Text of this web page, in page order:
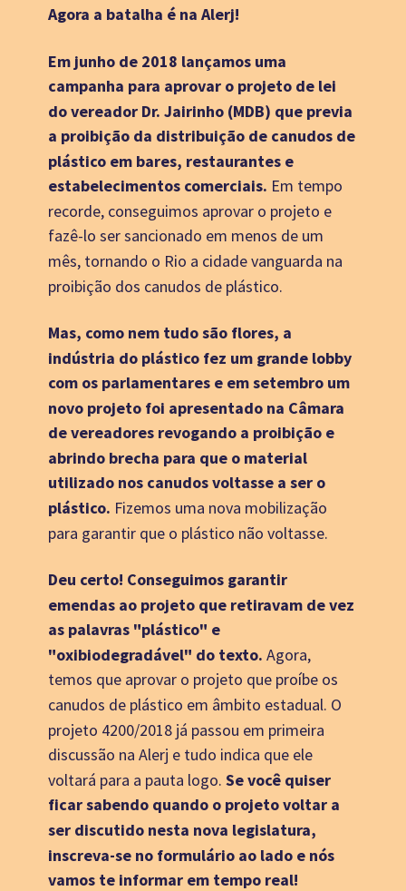
Agora a batalha é na Alerj!
Em junho de 2018 lançamos uma
campanha para aprovar o projeto de lei
do vereador Dr. Jairinho (MDB) que previa
a proibição da distribuição de canudos de
plástico em bares, restaurantes e
estabelecimentos comerciais. Em tempo
recorde, conseguimos aprovar o projeto e
fazê-lo ser sancionado em menos de um
mês, tornando o Rio a cidade vanguarda na
proibição dos canudos de plástico.
Mas, como nem tudo são flores, a
indústria do plástico fez um grande lobby
com os parlamentares e em setembro um
novo projeto foi apresentado na Câmara
de vereadores revogando a proibição e
abrindo brecha para que o material
utilizado nos canudos voltasse a ser o
plástico. Fizemos uma nova mobilização
para garantir que o plástico não voltasse.
Deu certo! Conseguimos garantir
emendas ao projeto que retiravam de vez
as palavras "plástico" e
"oxibiodegradável" do texto. Agora,
temos que aprovar o projeto que proíbe os
canudos de plástico em âmbito estadual. O
projeto 4200/2018 já passou em primeira
discussão na Alerj e tudo indica que ele
voltará para a pauta logo. Se você quiser
ficar sabendo quando o projeto voltar a
ser discutido nesta nova legislatura,
inscreva-se no formulário ao lado e nós
vamos te informar em tempo real!